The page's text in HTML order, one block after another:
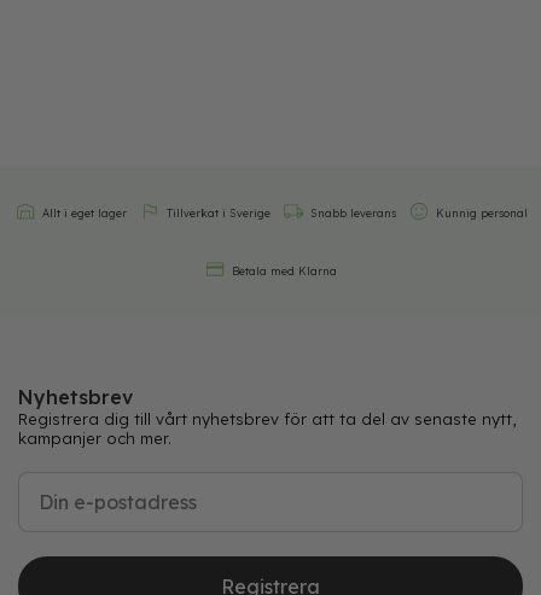
Allt i eget lager Tillverkat i Sverige Snabb leverans Kunnig personal
Betala med Klarna
Nyhetsbrev
Registrera dig till vårt nyhetsbrev för att ta del av senaste nytt,
kampanjer och mer.
Registrera